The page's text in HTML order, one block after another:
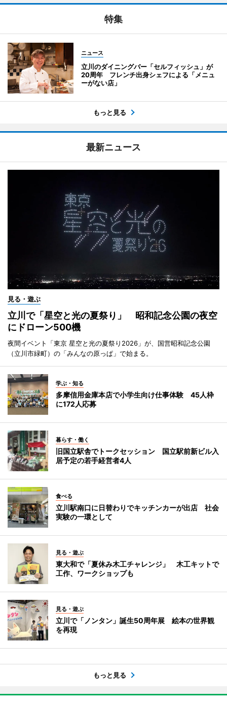
特集
ニュース
立川のダイニングバー「セルフィッシュ」が
20周年 フレンチ出身シェフによる「メニュ
ーがない店」
もっと見る
最新ニュース
見る・遊ぶ
立川で「星空と光の夏祭り」 昭和記念公園の夜空
にドローン500機
夜間イベント「東京 星空と光の夏祭り2026」が、国営昭和記念公園
（立川市緑町）の「みんなの原っぱ」で始まる。
学ぶ・知る
多摩信用金庫本店で小学生向け仕事体験 45人枠
に172人応募
暮らす・働く
旧国立駅舎でトークセッション 国立駅前新ビル入
居予定の若手経営者4人
食べる
立川駅南口に日替わりでキッチンカーが出店 社会
実験の一環として
見る・遊ぶ
東大和で「夏休み木工チャレンジ」 木工キットで
工作、ワークショップも
見る・遊ぶ
立川で「ノンタン」誕生50周年展 絵本の世界観
を再現
もっと見る